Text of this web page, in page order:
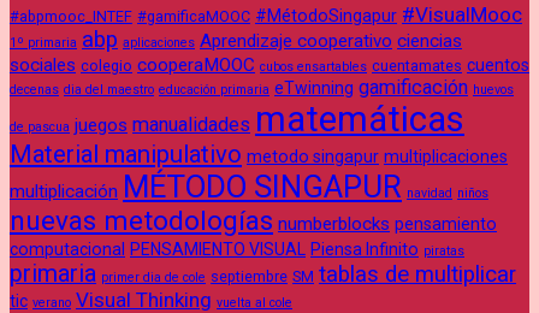
#abpmooc_INTEF #gamificaMOOC #MétodoSingapur #VisualMooc
1º primaria abp aplicaciones Aprendizaje cooperativo ciencias
sociales colegio cooperaMOOC cubos ensartables cuentamates cuentos
decenas dia del maestro educación primaria eTwinning gamificación huevos
de pascua juegos manualidades matemáticas
Material manipulativo metodo singapur multiplicaciones
multiplicación MÉTODO SINGAPUR navidad niños
nuevas metodologías numberblocks pensamiento
computacional
PENSAMIENTO VISUAL Piensa Infinito piratas
primaria primer dia de cole septiembre SM tablas de multiplicar
tic verano Visual Thinking vuelta al cole